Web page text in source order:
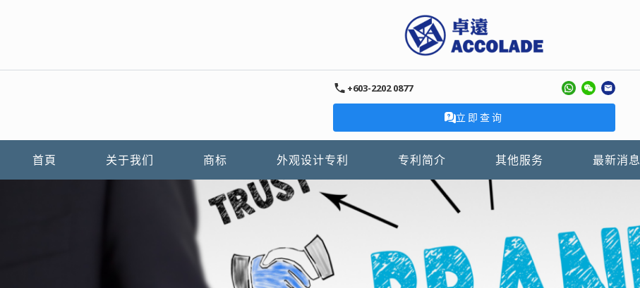
+603-2202 0877
立即查询
首頁 关于我们 商标 外观设计专利 专利简介 其他服务 最新消息